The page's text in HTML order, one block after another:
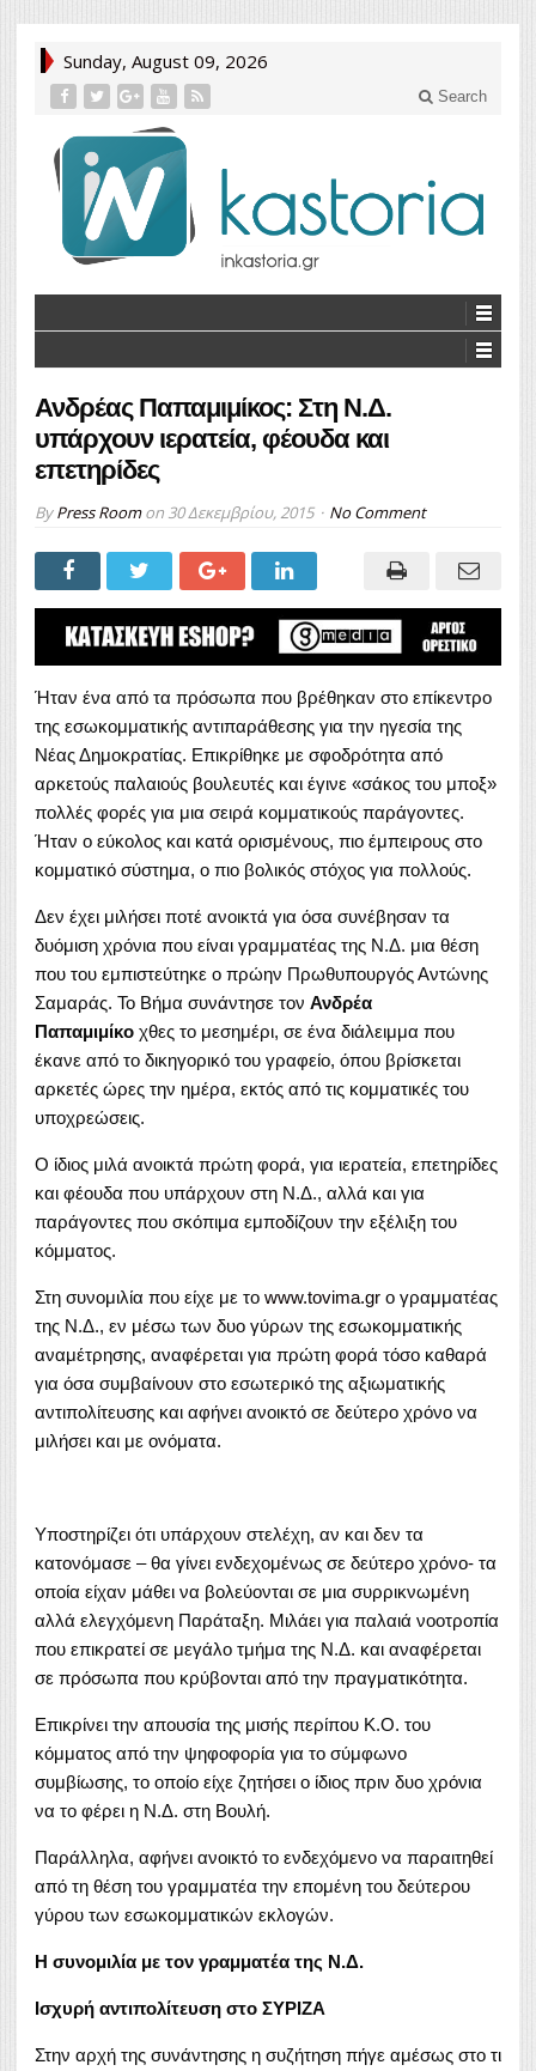
Sunday, August 09, 2026
Search
Ανδρέας Παπαμιμίκος: Στη Ν.Δ.
υπάρχουν ιερατεία, φέουδα και
επετηρίδες
ByPress Roomon 30 Δεκεμβρίου, 2015 No Comment
Ήταν ένα από τα πρόσωπα που βρέθηκαν στο επίκεντρο
της εσωκομματικής αντιπαράθεσης για την ηγεσία της
Νέας Δημοκρατίας. Επικρίθηκε με σφοδρότητα από
αρκετούς παλαιούς βουλευτές και έγινε «σάκος του μποξ»
πολλές φορές για μια σειρά κομματικούς παράγοντες.
Ήταν ο εύκολος και κατά ορισμένους, πιο έμπειρους στο
κομματικό σύστημα, ο πιο βολικός στόχος για πολλούς.
Δεν έχει μιλήσει ποτέ ανοικτά για όσα συνέβησαν τα
δυόμιση χρόνια που είναι γραμματέας της Ν.Δ. μια θέση
που του εμπιστεύτηκε ο πρώην Πρωθυπουργός Αντώνης
Σαμαράς. Το Βήμα συνάντησε τον Ανδρέα
Παπαμιμίκο χθες το μεσημέρι, σε ένα διάλειμμα που
έκανε από το δικηγορικό του γραφείο, όπου βρίσκεται
αρκετές ώρες την ημέρα, εκτός από τις κομματικές του
υποχρεώσεις.
Ο ίδιος μιλά ανοικτά πρώτη φορά, για ιερατεία, επετηρίδες
και φέουδα που υπάρχουν στη Ν.Δ., αλλά και για
παράγοντες που σκόπιμα εμποδίζουν την εξέλιξη του
κόμματος.
Στη συνομιλία που είχε με το www.tovima.gr ο γραμματέας
της Ν.Δ., εν μέσω των δυο γύρων της εσωκομματικής
αναμέτρησης, αναφέρεται για πρώτη φορά τόσο καθαρά
για όσα συμβαίνουν στο εσωτερικό της αξιωματικής
αντιπολίτευσης και αφήνει ανοικτό σε δεύτερο χρόνο να
μιλήσει και με ονόματα.
Υποστηρίζει ότι υπάρχουν στελέχη, αν και δεν τα
κατονόμασε – θα γίνει ενδεχομένως σε δεύτερο χρόνο- τα
οποία είχαν μάθει να βολεύονται σε μια συρρικνωμένη
αλλά ελεγχόμενη Παράταξη. Μιλάει για παλαιά νοοτροπία
που επικρατεί σε μεγάλο τμήμα της Ν.Δ. και αναφέρεται
σε πρόσωπα που κρύβονται από την πραγματικότητα.
Επικρίνει την απουσία της μισής περίπου Κ.Ο. του
κόμματος από την ψηφοφορία για το σύμφωνο
συμβίωσης, το οποίο είχε ζητήσει ο ίδιος πριν δυο χρόνια
να το φέρει η Ν.Δ. στη Βουλή.
Παράλληλα, αφήνει ανοικτό το ενδεχόμενο να παραιτηθεί
από τη θέση του γραμματέα την επομένη του δεύτερου
γύρου των εσωκομματικών εκλογών.
Η συνομιλία με τον γραμματέα της Ν.Δ.
Ισχυρή αντιπολίτευση στο ΣΥΡΙΖΑ
Στην αρχή της συνάντησης η συζήτηση πήγε αμέσως στο τι